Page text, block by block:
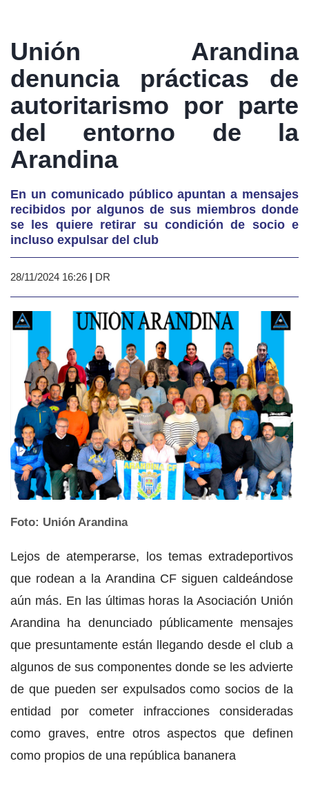
Unión Arandina
denuncia prácticas de
autoritarismo por parte
del entorno de la
Arandina
En un comunicado público apuntan a mensajes
recibidos por algunos de sus miembros donde
se les quiere retirar su condición de socio e
incluso expulsar del club
28/11/2024 16:26 | DR
Foto: Unión Arandina
Lejos de atemperarse, los temas extradeportivos
que rodean a la Arandina CF siguen caldeándose
aún más. En las últimas horas la Asociación Unión
Arandina ha denunciado públicamente mensajes
que presuntamente están llegando desde el club a
algunos de sus componentes donde se les advierte
de que pueden ser expulsados como socios de la
entidad por cometer infracciones consideradas
como graves, entre otros aspectos que definen
como propios de una república bananera